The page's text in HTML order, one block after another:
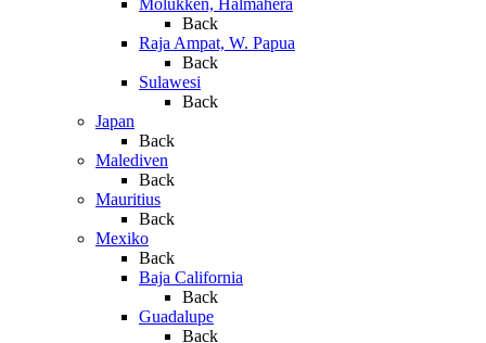
Back
Raja Ampat, W. Papua
Back
Sulawesi
Back
Japan
Back
Malediven
Back
Mauritius
Back
Mexiko
Back
Baja California
Back
Guadalupe
Back